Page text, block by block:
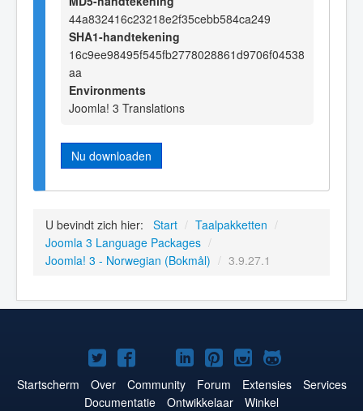
44a832416c23218e2f35cebb584ca249
SHA1-handtekening
16c9ee98495f545fb2778028861d9706f04538
aa
Environments
Joomla! 3 Translations
Nu downloaden
U bevindt zich hier: Start / Taalpakketten /
Joomla 3 Language Packages /
Joomla! 3 - Norwegian (Bokmål) / 3.9.27.1
Joomla!
op
Joomla!
op
Joomla!
op
Joomla!
op
Joomla!
op
Joomla!
op
Joomla!
op
Startscherm Over Community Forum Extensies
Services
Documentatie
Ontwikkelaar Winkel